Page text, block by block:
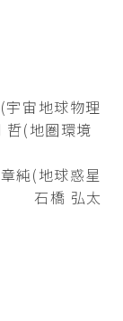
宙地球物理
(地圏環境
純(地球惑星
) 石橋 弘太